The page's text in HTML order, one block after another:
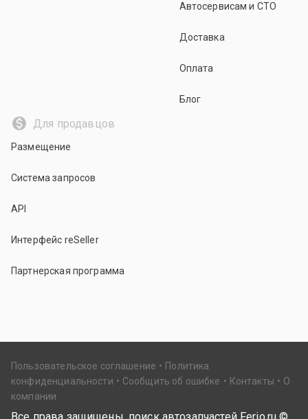
Автосервисам и СТО
Доставка
Оплата
Блог
Для продавцов
Размещение
Система запросов
API
Интерфейс reSeller
Партнерская программа
Пользовательское соглашение
Политика
конфиденциальности
Сообщить об ошибке Контакты
О
компании